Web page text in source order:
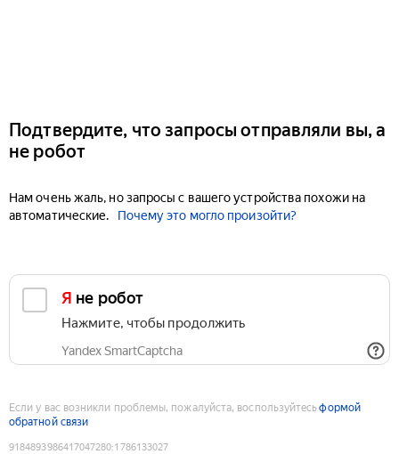
Подтвердите, что запросы отправляли вы, а
не робот
Нам очень жаль, но запросы с вашего устройства похожи на
автоматические.
Почему это могло произойти?
Я не робот
Нажмите, чтобы продолжить
Yandex SmartCaptcha
Если у вас возникли проблемы, пожалуйста, воспользуйтесьформой
обратной связи
9184893986417047280:1786133027